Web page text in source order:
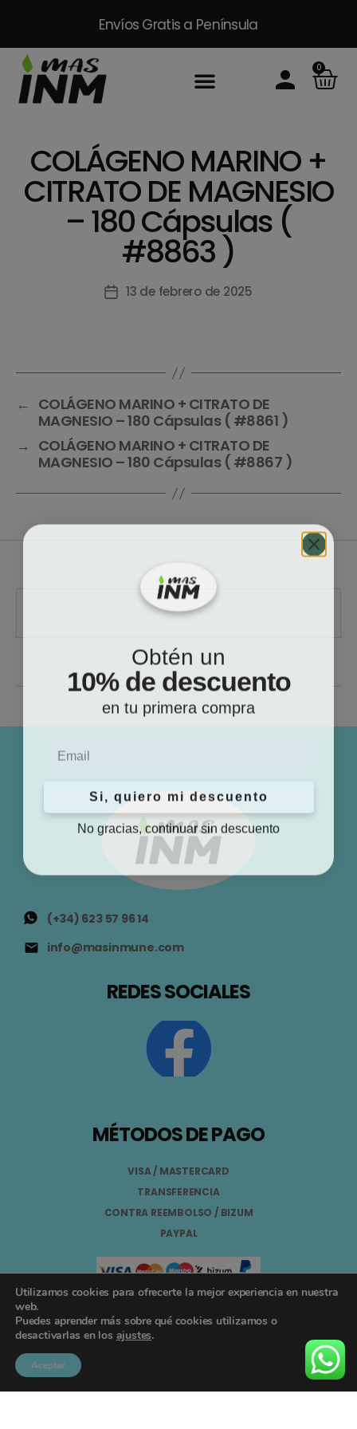
Envíos Gratis a Península
0
COLÁGENO MARINO +
CITRATO DE MAGNESIO
– 180 Cápsulas (
#8863 )
13 de febrero de 2025
← COLÁGENO MARINO + CITRATO DE
MAGNESIO – 180 Cápsulas ( #8861 )
→ COLÁGENO MARINO + CITRATO DE
MAGNESIO – 180 Cápsulas ( #8867 )
(+34) 623 57 96 14
info@masinmune.com
REDES SOCIALES
MÉTODOS DE PAGO
VISA / MASTERCARD
TRANSFERENCIA
CONTRA REEMBOLSO / BIZUM
PAYPAL
Aviso Legal
Política de Privacidad
Utilizamos cookies para ofrecerte la mejor experiencia en nuestra
web.
Puedes aprender más sobre qué cookies utilizamos o
desactivarlas en los ajustes.
Aceptar
Obtén un
10% de descuento
en tu primera compra
Si, quiero mi descuento
No gracias, continuar sin descuento